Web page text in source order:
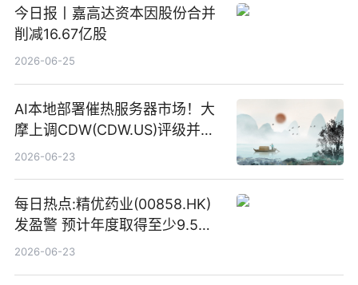
今日报丨嘉高达资本因股份合并
削减16.67亿股
2026-06-25
AI本地部署催热服务器市场！大
摩上调CDW(CDW.US)评级并看
高IBM(IBM.US)戴尔(DELL.US)
2026-06-23
每日热点:精优药业(00858.HK)
发盈警 预计年度取得至少9.5亿
港元的亏损 同比盈转亏
2026-06-23